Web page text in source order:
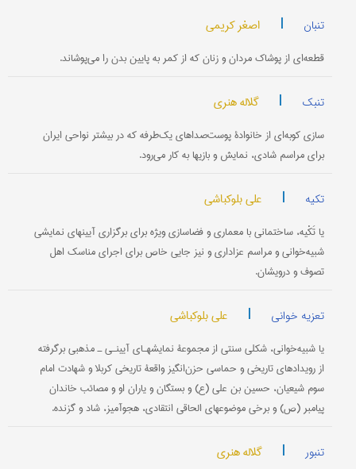
تنبان | اصغر کریمی
قطعه‌ای از پوشاك مردان و زنان كه از كمر به پایین بدن را می‌پوشاند.
تنبک | گلاله هنری
سازی کوبه‌ای از خانوادۀ پوست‌صداهای یک‌طرفه که در بیشتر نواحی ایران
برای مراسم شادی، نمایش و بازیها به کار می‌رود.
تکیه | علی بلوکباشی
یا تَکْیه، ساختمانی با معماری و فضاسازی ویژه برای برگزاری آیینهای نمایشی
شبیه‌خوانی و مراسم عزاداری و نیز جایی خاص برای اجرای مناسک اهل
تصوف و درویشان.
تعزیه خوانی | علی بلوکباشی
یا شبیه‌خوانی، شکلی سنتی از مجموعۀ نمایشهـای آیینـی ـ مذهبی برگرفته
از رویدادهای تاریخی و حماسی حزن‌انگیز واقعۀ تاریخی کربلا و شهادت امام
سوم شیعیان، حسین بن علی (ع) و بستگان و یاران او و مصائب خاندان
پیامبر (ص) و برخی موضوعهای الحاقی انتقادی، هجوآمیز، شاد و گزنده.
تنبور | گلاله هنری